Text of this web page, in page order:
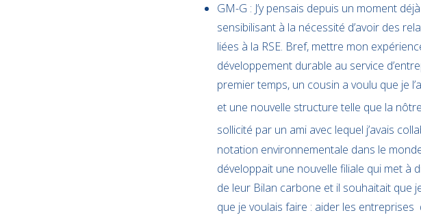
GM-G : J’y pensais depuis un moment
sensibilisant à la nécessité d’avoir des
liées à la RSE. Bref, mettre mon
développement durable au service
premier temps, un cousin a voulu que je
et une nouvelle structure telle que la
sollicité par un ami avec lequel j’avais
notation environnementale dans le
développait une nouvelle filiale qui met à
de leur Bilan carbone et il souhaitait que
que je voulais faire : aider les